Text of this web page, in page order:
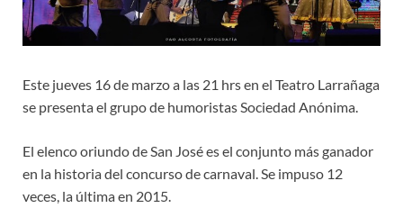
Este jueves 16 de marzo a las 21 hrs en el Teatro Larrañaga
se presenta el grupo de humoristas Sociedad Anónima.
El elenco oriundo de San José es el conjunto más ganador
en la historia del concurso de carnaval. Se impuso 12
veces, la última en 2015.